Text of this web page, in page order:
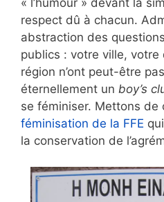
respect dû à chacun.
abstraction des
publics : votre ville,
région n’ont peut-être
éternellement un boy’s
se féminiser. Mettons de
féminisation de la FFE
la conservation de